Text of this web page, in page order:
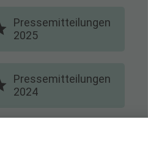
Pressemitteilungen
2025
Pressemitteilungen
2024